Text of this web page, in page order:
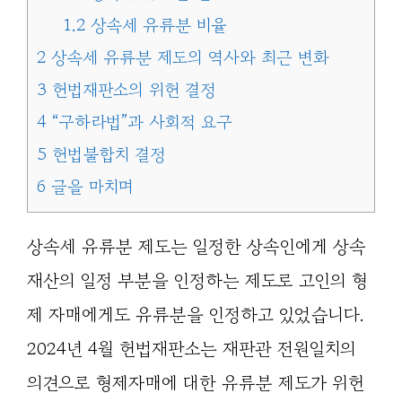
1.2상속세 유류분 비율
2 상속세 유류분 제도의 역사와 최근 변화
3 헌법재판소의 위헌 결정
4 “구하라법”과 사회적 요구
5 헌법불합치 결정
6 글을 마치며
상속세 유류분 제도는 일정한 상속인에게 상속
재산의 일정 부분을 인정하는 제도로 고인의 형
제 자매에게도 유류분을 인정하고 있었습니다.
2024년 4월 헌법재판소는 재판관 전원일치의
의견으로 형제자매에 대한 유류분 제도가 위헌